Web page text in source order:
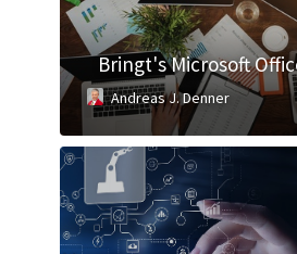
Bringt's Microsoft
Andreas J. Denner